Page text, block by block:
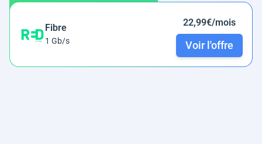
Fibre
1 Gb/s
22,99€/mois
Voir l'offre